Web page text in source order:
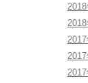
2018
2018
2017
2017
2017